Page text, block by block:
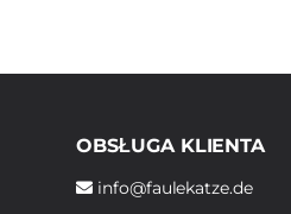
OBSŁUGA KLIENTA
info@faulekatze.de